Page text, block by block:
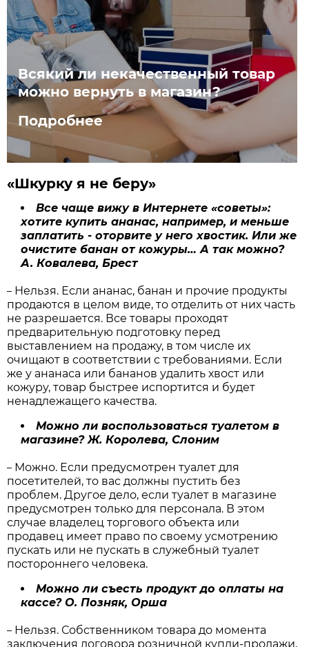
Всякий ли некачественный товар
можно вернуть в магазин?
Подробнее
«Шкурку я не беру»
Все чаще вижу в Интернете «советы»:
хотите купить ананас, например, и меньше
заплатить - оторвите у него хвостик. Или же
очистите банан от кожуры… А так можно?
А. Ковалева, Брест
– Нельзя. Если ананас, банан и прочие продукты
продаются в целом виде, то отделить от них часть
не разрешается. Все товары проходят
предварительную подготовку перед
выставлением на продажу, в том числе их
очищают в соответствии с требованиями. Если
же у ананаса или бананов удалить хвост или
кожуру, товар быстрее испортится и будет
ненадлежащего качества.
Можно ли воспользоваться туалетом в
магазине? Ж. Королева, Слоним
– Можно. Если предусмотрен туалет для
посетителей, то вас должны пустить без
проблем. Другое дело, если туалет в магазине
предусмотрен только для персонала. В этом
случае владелец торгового объекта или
продавец имеет право по своему усмотрению
пускать или не пускать в служебный туалет
постороннего человека.
Можно ли съесть продукт до оплаты на
кассе? О. Позняк, Орша
– Нельзя. Собственником товара до момента
заключения договора розничной купли-продажи,